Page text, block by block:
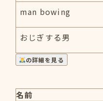
man bowing
おじぎする男
の詳細を見る
名前